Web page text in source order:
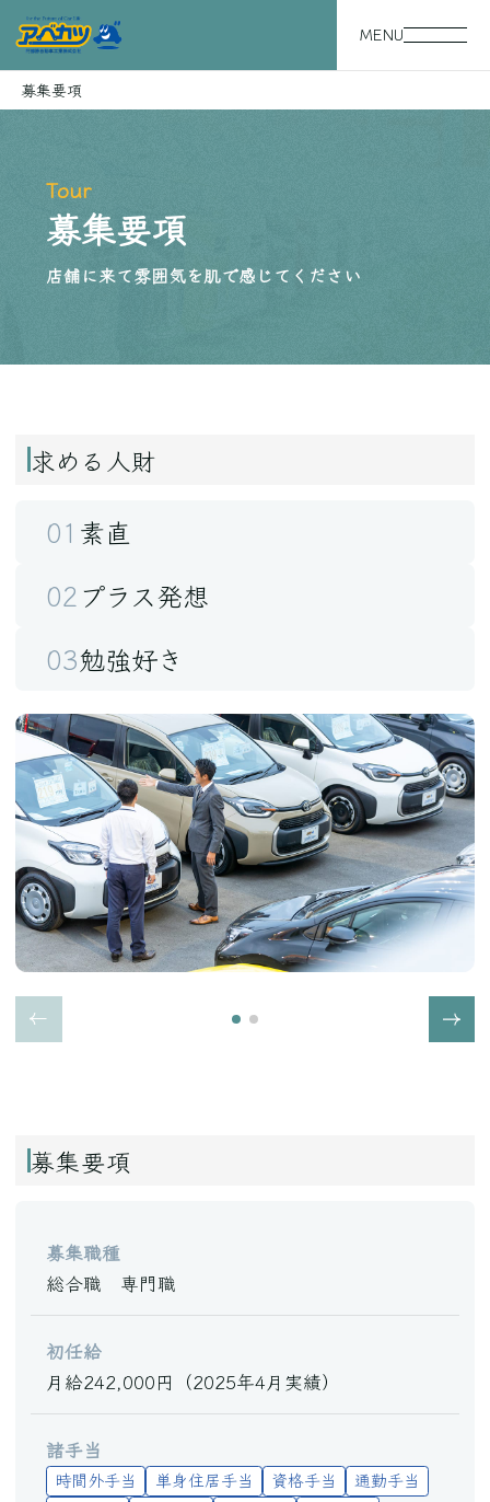
MENU
募集要項
Tour
募集要項
店舗に来て雰囲気を肌で感じてください
求める人財
素直
プラス発想
勉強好き
募集要項
募集職種
総合職 専門職
初任給
月給242,000円（2025年4月実績）
諸手当
時間外手当 単身住居手当 資格手当
通勤手当